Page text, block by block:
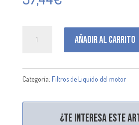
Añadir al carrito
Categoría: Filtros de Liquido del motor
¿Te interesa este